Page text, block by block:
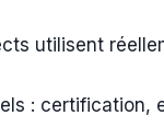
utilisent
: certification,